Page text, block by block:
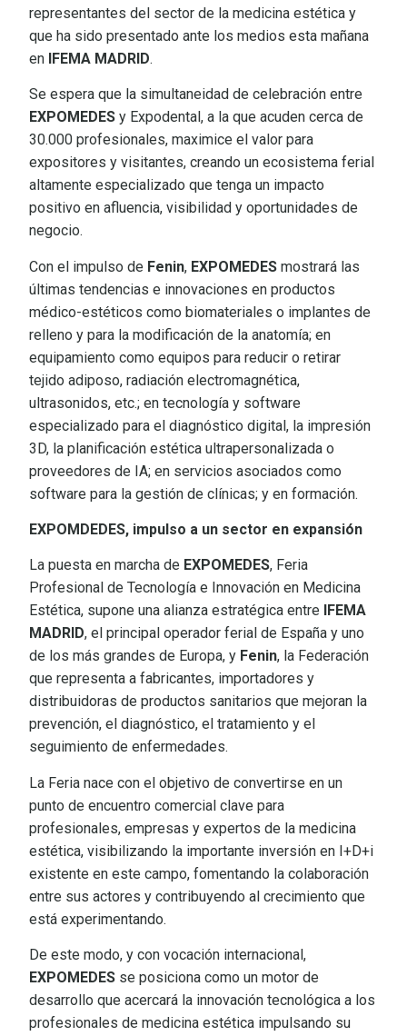
representantes del sector de la medicina estética y
que ha sido presentado ante los medios esta mañana
en IFEMA MADRID.
Se espera que la simultaneidad de celebración entre
EXPOMEDES y Expodental, a la que acuden cerca de
30.000 profesionales, maximice el valor para
expositores y visitantes, creando un ecosistema ferial
altamente especializado que tenga un impacto
positivo en afluencia, visibilidad y oportunidades de
negocio.
Con el impulso de Fenin, EXPOMEDES mostrará las
últimas tendencias e innovaciones en productos
médico-estéticos como biomateriales o implantes de
relleno y para la modificación de la anatomía; en
equipamiento como equipos para reducir o retirar
tejido adiposo, radiación electromagnética,
ultrasonidos, etc.; en tecnología y software
especializado para el diagnóstico digital, la impresión
3D, la planificación estética ultrapersonalizada o
proveedores de IA; en servicios asociados como
software para la gestión de clínicas; y en formación.
EXPOMDEDES, impulso a un sector en expansión
La puesta en marcha de EXPOMEDES, Feria
Profesional de Tecnología e Innovación en Medicina
Estética, supone una alianza estratégica entre
IFEMA
MADRID, el principal operador ferial de España y uno
de los más grandes de Europa, y Fenin, la Federación
que representa a fabricantes, importadores y
distribuidoras de productos sanitarios que mejoran la
prevención, el diagnóstico, el tratamiento y el
seguimiento de enfermedades.
La Feria nace con el objetivo de convertirse en un
punto de encuentro comercial clave para
profesionales, empresas y expertos de la medicina
estética, visibilizando la importante inversión en I+D+i
existente en este campo, fomentando la colaboración
entre sus actores y contribuyendo al crecimiento que
está experimentando.
De este modo, y con vocación internacional,
EXPOMEDES se posiciona como un motor de
desarrollo que acercará la innovación tecnológica a los
profesionales de medicina estética impulsando su